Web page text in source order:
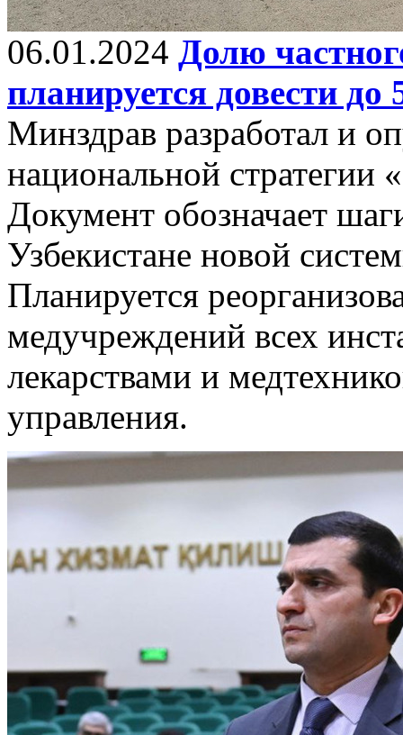
06.01.2024 Долю
планируется довести до
Минздрав разработал и
национальной стратегии
Документ обозначает
Узбекистане новой
Планируется
медучреждений всех
лекарствами и
управления.